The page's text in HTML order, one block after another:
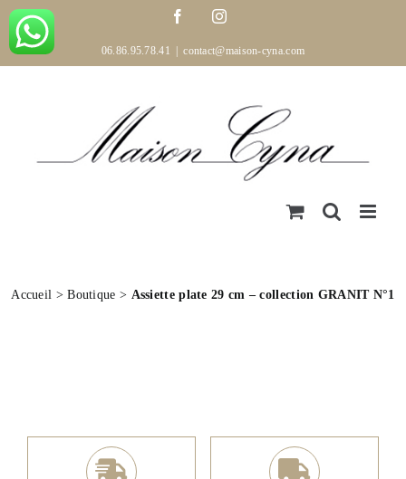
Passer
au
contenu
FacebookInstagram
06.86.95.78.41 contact@maison-cyna.com
Accueil >Boutique > Assiette plate 29 cm – collection GRANIT N°1